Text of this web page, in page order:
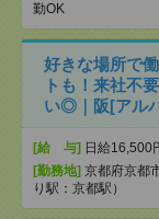
勤OK
好きな場所で
トも！来社不
い◎｜阪[アル
[給 与] 日給16,500
[勤務地] 京都府京都
り駅：京都駅）